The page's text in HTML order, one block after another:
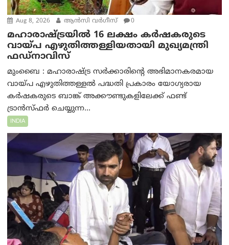
Aug 8, 2026 ആന്‍സി വര്‍ഗീസ് 0
മഹാരാഷ്ട്രയിൽ 16 ലക്ഷം കർഷകരുടെ
വായ്പ എഴുതിത്തള്ളിയതായി മുഖ്യമന്ത്രി
ഫഡ്‌നാവിസ്
മുംബൈ : മഹാരാഷ്ട്ര സർക്കാരിന്റെ അഭിമാനകരമായ
വായ്പ എഴുതിത്തള്ളൽ പദ്ധതി പ്രകാരം യോഗ്യരായ
കർഷകരുടെ ബാങ്ക് അക്കൗണ്ടുകളിലേക്ക് ഫണ്ട്
ട്രാൻസ്ഫർ ചെയ്യുന്ന...
INDIA